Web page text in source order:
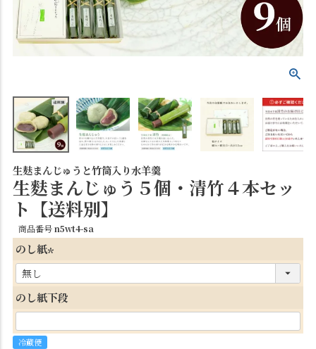
生麸まんじゅうと竹筒入り水羊羹
生麩まんじゅう５個・清竹４本セッ
ト【送料別】
商品番号n5wt4-sa
のし紙
必
須
のし紙下段
冷蔵便